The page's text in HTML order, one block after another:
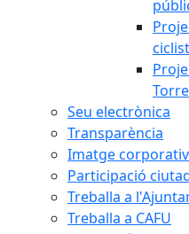
Seu electrònica
Transparència
Imatge
Participació
Treballa a
Treballa a CAFU